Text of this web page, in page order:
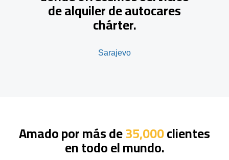
de alquiler de autocares
chárter.
Sarajevo
Amado por más de35,000clientes
en todo el mundo.